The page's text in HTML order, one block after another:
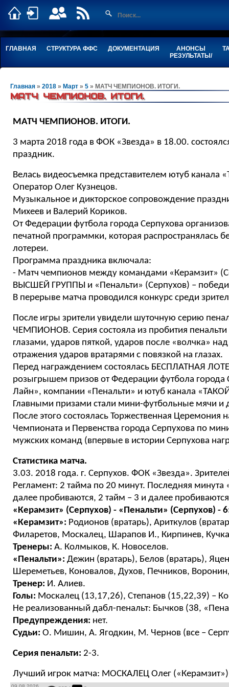
ГЛАВНАЯ СТРУКТУРА ФФС ДОКУМЕНТАЦИЯ
АНОНСЫ
РЕЗУЛЬТАТЫ/
Главная » 2018 » Март » 5 » МАТЧ ЧЕМПИОНОВ. ИТОГИ.
МАТЧ ЧЕМПИОНОВ. ИТОГИ.
МАТЧ ЧЕМПИОНОВ. ИТОГИ.
3 марта 2018 года в ФОК «Звезда» в 18.00.
праздник.
Велась видеосъемка представителем ютуб
Оператор Олег Кузнецов.
Музыкальное и дикторское сопровождение
Михеев и Валерий Кориков.
От Федерации футбола города Серпухова
печатной программки, которая распространялась
лотереи.
Программа праздника включала:
- Матч чемпионов между командами «Керамзит»
ВЫСШЕЙ ГРУППЫ и «Пенальти» (Серпухов) –
В перерыве матча проводился конкурс среди
После игры зрители увидели шуточную серию
ЧЕМПИОНОВ. Серия состояла из пробития
глазами, ударов пяткой, ударов после «волчка»
отражения ударов вратарями с повязкой на глазах.
Перед награждением состоялась БЕСПЛАТНАЯ
розыгрышем призов от Федерации футбола города
Лайн», компании «Пенальти» и ютуб канала
Главными призами стали мини-футбольные мячи и
После этого состоялась Торжественная Церемония
Чемпионата и Первенства города Серпухова по
мужских команд (впервые в истории Серпухова
Статистика матча.
3.03. 2018 года. г. Серпухов. ФОК «Звезда».
Регламент: 2 тайма по 20 минут. Последняя минута
далее пробиваются, 2 тайм – 3 и далее
«Керамзит» (Серпухов) - «Пенальти» (Серпухов) -
«Керамзит»: Родионов (вратарь), Ариткулов
Филаретов, Москалец, Шарапов И., Кирпинев,
Тренеры: А. Колмыков, К. Новоселов.
«Пенальти»: Дежин (вратарь), Белов (вратарь),
Шереметьев, Коновалов, Духов, Печников,
Тренер: И. Алиев.
Голы: Москалец (13,17,26), Степанов (15,22,39) –
Не реализованный дабл-пенальт: Бычков (38,
Предупреждения: нет.
Судьи: О. Мишин, А. Ягодкин, М. Чернов (все –
Серия пенальти: 2-3.
Лучший игрок матча: МОСКАЛЕЦ Олег